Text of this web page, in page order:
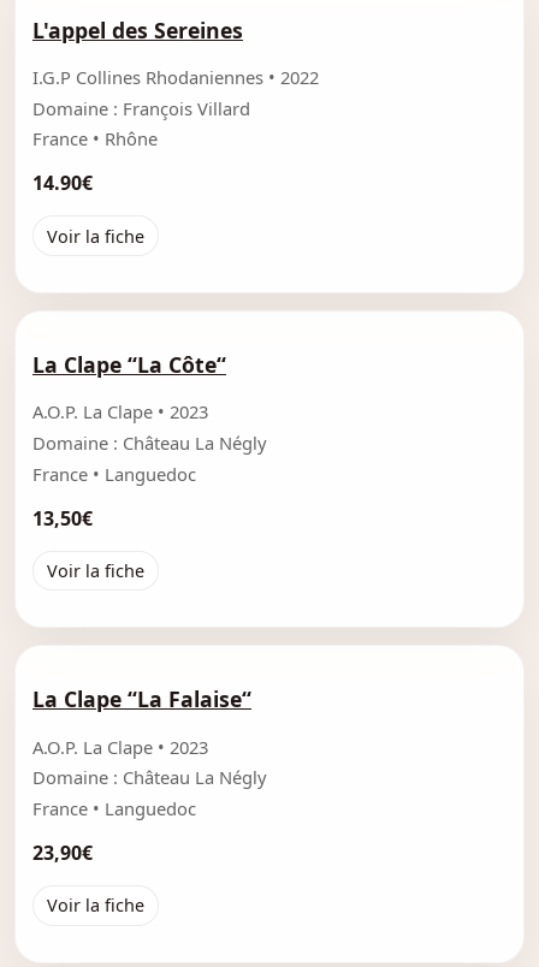
L'appel des Sereines
I.G.P Collines Rhodaniennes • 2022
Domaine : François Villard
France • Rhône
14.90€
Voir la fiche
La Clape “La Côte“
A.O.P. La Clape • 2023
Domaine : Château La Négly
France • Languedoc
13,50€
Voir la fiche
La Clape “La Falaise“
A.O.P. La Clape • 2023
Domaine : Château La Négly
France • Languedoc
23,90€
Voir la fiche